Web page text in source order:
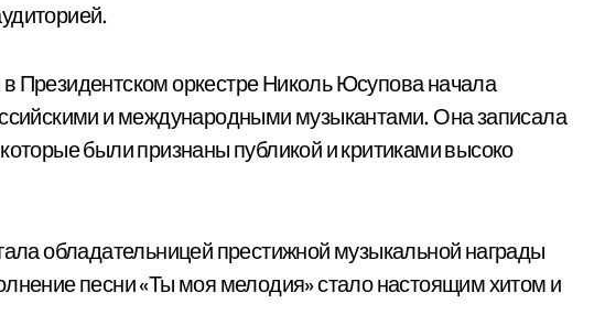
Президентском оркестре Николь Юсупова начала
и международными музыкантами. Она записала
были признаны публикой и критиками высоко
обладательницей престижной музыкальной награды
песни «Ты моя мелодия» стало настоящим хитом и